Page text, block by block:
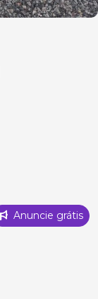
Anuncie grátis